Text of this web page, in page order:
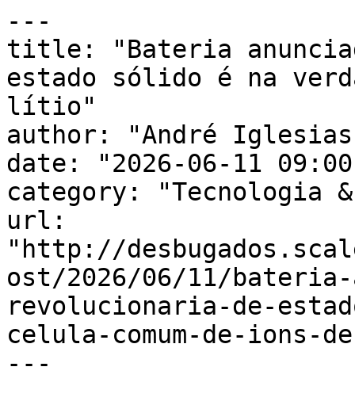
---
title: "Bateria
estado sólido é na
lítio"
author: "André
date: "2026-06-11
category: "Tecnologia
url:
"http://
ost/2026/06/11/bateria-
revolucionaria-de-
celula-comum-de-ions-
---